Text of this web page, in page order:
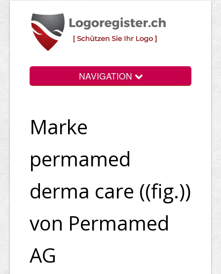
NAVIGATION
Login
Preise
Rechtliche Infos
Marke
permamed
derma care ((fig.))
von Permamed
AG